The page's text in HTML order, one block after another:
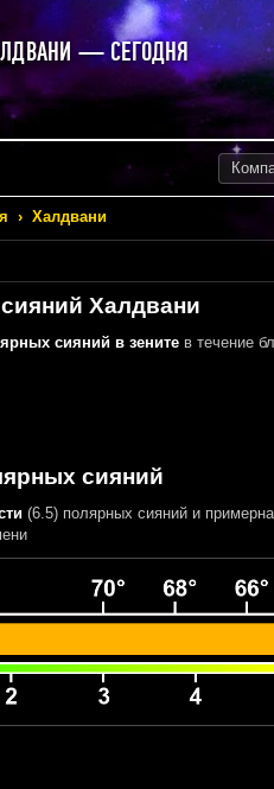
— СЕГОДНЯ
› Халдвани
Халдвани
сияний в зенитев течение
сияний
(6.5) полярных сиянийи